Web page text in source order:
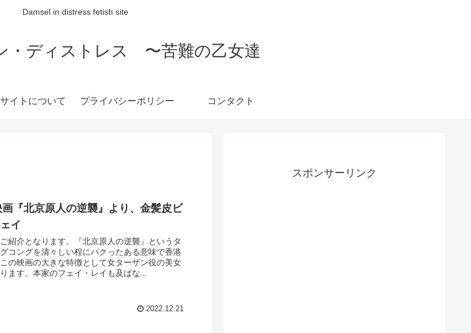
Damsel in distress fetish site
・ディストレス 〜苦難の乙女達
イトについて プライバシーポリシー コンタクト
『北京原人の逆襲』より、金髪皮ビ
イ
紹介となります。『北京原人の逆襲』というタ
コングを清々しい程にパクったある意味で香港
の映画の大きな特徴として女ターザン役の美女
ます。本家のフェイ・レイも及ばな...
2022.12.21
スポンサーリンク